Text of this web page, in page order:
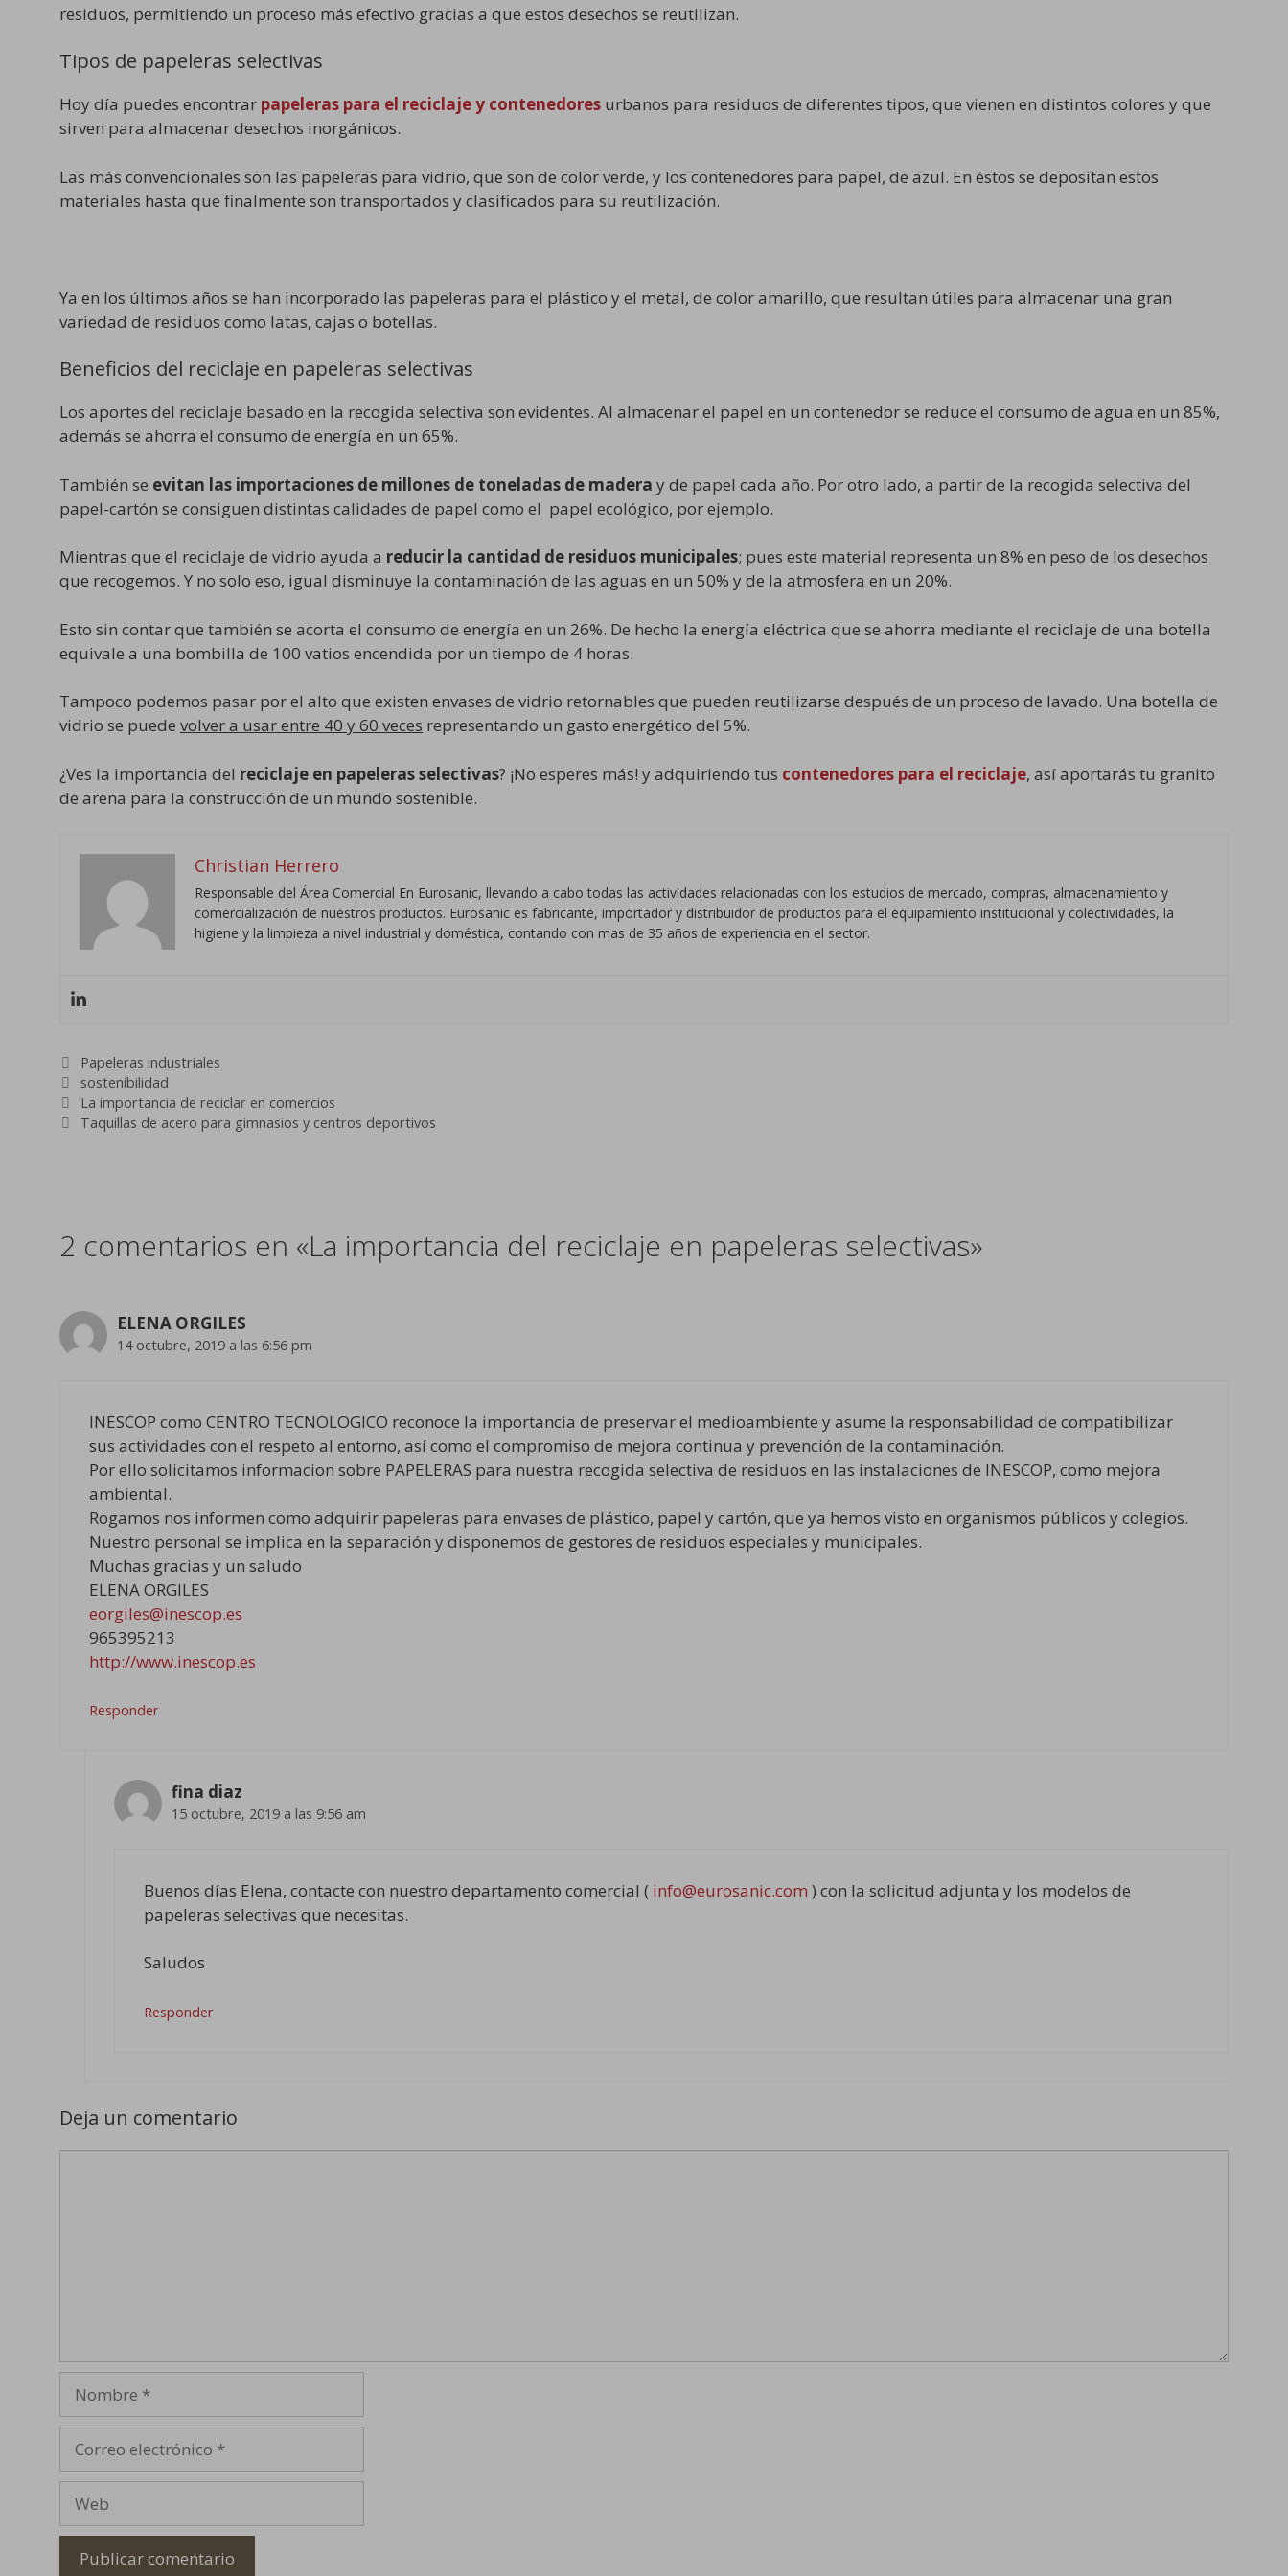
residuos, permitiendo un proceso más efectivo gracias a que estos desechos se reutilizan.
Tipos de papeleras selectivas
Hoy día puedes encontrar papeleras para el reciclaje y contenedores urbanos para residuos de diferentes tipos, que vienen en distintos colores y que
sirven para almacenar desechos inorgánicos.
Las más convencionales son las papeleras para vidrio, que son de color verde, y los contenedores para papel, de azul. En éstos se depositan estos
materiales hasta que finalmente son transportados y clasificados para su reutilización.
Ya en los últimos años se han incorporado las papeleras para el plástico y el metal, de color amarillo, que resultan útiles para almacenar una gran
variedad de residuos como latas, cajas o botellas.
Beneficios del reciclaje en papeleras selectivas
Los aportes del reciclaje basado en la recogida selectiva son evidentes. Al almacenar el papel en un contenedor se reduce el consumo de agua en un 85%,
además se ahorra el consumo de energía en un 65%.
También se evitan las importaciones de millones de toneladas de madera y de papel cada año. Por otro lado, a partir de la recogida selectiva del
papel-cartón se consiguen distintas calidades de papel como el papel ecológico, por ejemplo.
Mientras que el reciclaje de vidrio ayuda a reducir la cantidad de residuos municipales; pues este material representa un 8% en peso de los desechos
que recogemos. Y no solo eso, igual disminuye la contaminación de las aguas en un 50% y de la atmosfera en un 20%.
Esto sin contar que también se acorta el consumo de energía en un 26%. De hecho la energía eléctrica que se ahorra mediante el reciclaje de una botella
equivale a una bombilla de 100 vatios encendida por un tiempo de 4 horas.
Tampoco podemos pasar por el alto que existen envases de vidrio retornables que pueden reutilizarse después de un proceso de lavado. Una botella de
vidrio se puede volver a usar entre 40 y 60 veces representando un gasto energético del 5%.
¿Ves la importancia del reciclaje en papeleras selectivas? ¡No esperes más! y adquiriendo tus contenedores para el reciclaje, así aportarás tu granito
de arena para la construcción de un mundo sostenible.
Christian Herrero
Responsable del Área Comercial En Eurosanic, llevando a cabo todas las actividades relacionadas con los estudios de mercado, compras, almacenamiento y
comercialización de nuestros productos. Eurosanic es fabricante, importador y distribuidor de productos para el equipamiento institucional y colectividades, la
higiene y la limpieza a nivel industrial y doméstica, contando con mas de 35 años de experiencia en el sector.
Categorías
Papeleras industriales
Etiquetas
sostenibilidad
La importancia de reciclar en comercios
Taquillas de acero para gimnasios y centros deportivos
2 comentarios en «La importancia del reciclaje en papeleras selectivas»
ELENA ORGILES
14 octubre, 2019 a las 6:56 pm
INESCOP como CENTRO TECNOLOGICO reconoce la importancia de preservar el medioambiente y asume la responsabilidad de compatibilizar
sus actividades con el respeto al entorno, así como el compromiso de mejora continua y prevención de la contaminación.
Por ello solicitamos informacion sobre PAPELERAS para nuestra recogida selectiva de residuos en las instalaciones de INESCOP, como mejora
ambiental.
Rogamos nos informen como adquirir papeleras para envases de plástico, papel y cartón, que ya hemos visto en organismos públicos y colegios.
Nuestro personal se implica en la separación y disponemos de gestores de residuos especiales y municipales.
Muchas gracias y un saludo
ELENA ORGILES
eorgiles@inescop.es
965395213
http://www.inescop.es
Responder
fina diaz
15 octubre, 2019 a las 9:56 am
Buenos días Elena, contacte con nuestro departamento comercial ( info@eurosanic.com ) con la solicitud adjunta y los modelos de
papeleras selectivas que necesitas.
Saludos
Responder
Deja un comentario
electrónico